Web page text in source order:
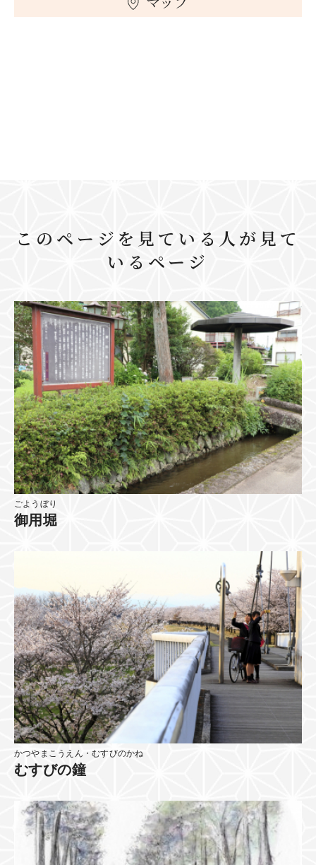
このページを見ている人が見て
いるページ
ごようぼり
御用堀
かつやまこうえん・むすびのかね
むすびの鐘